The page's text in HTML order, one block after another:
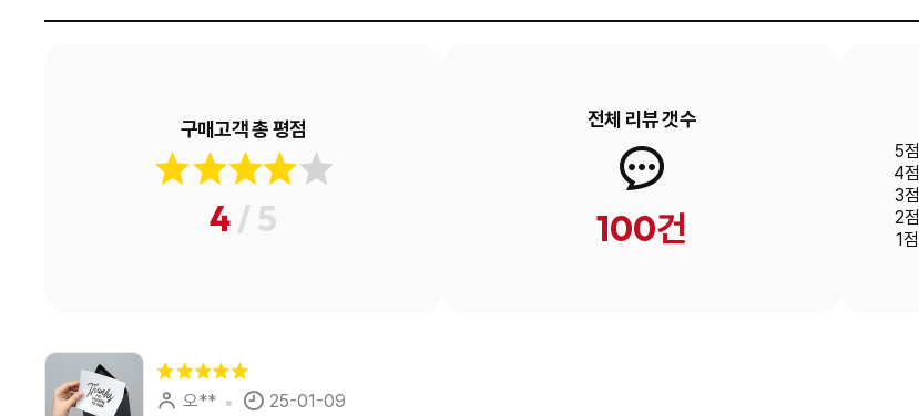
구매고객 총 평점
4/ 5
전체 리뷰 갯수
100건
5점
4점
3점
2점
1점
오** 25-01-09